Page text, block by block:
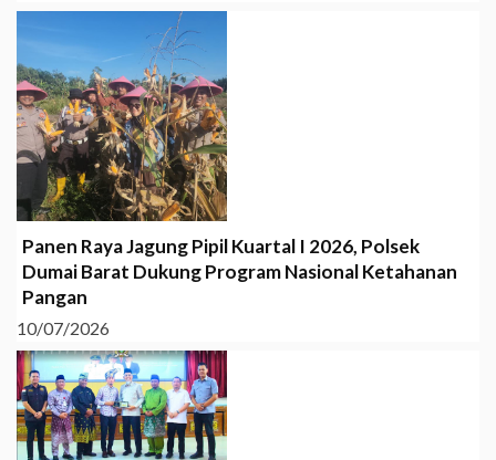
Panen Raya Jagung Pipil Kuartal I 2026, Polsek
Dumai Barat Dukung Program Nasional Ketahanan
Pangan
10/07/2026